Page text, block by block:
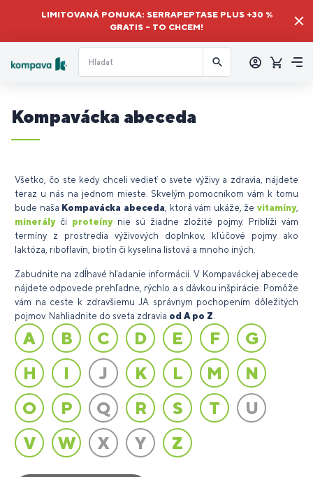
LIMITOVANÁ PONUKA: SERRAPEPTASE PLUS +30 %
GRATIS – TO CHCEM!
sa
Košík
Kompavácka abeceda
Všetko, čo ste kedy chceli vedieť o svete výživy a zdravia, nájdete
teraz u nás na jednom mieste. Skvelým pomocníkom vám k tomu
bude naša Kompavácka abeceda, ktorá vám ukáže, že vitamíny,
minerályči proteínynie sú žiadne zložité pojmy. Priblíži vám
termíny z prostredia výživových doplnkov, kľúčové pojmy ako
laktóza, riboflavín, biotín či kyselina listová a mnoho iných.
Zabudnite na zdĺhavé hľadanie informácií. V Kompaváckej abecede
nájdete odpovede prehľadne, rýchlo a s dávkou inšpirácie. Pomôže
vám na ceste k zdravšiemu JA správnym pochopením dôležitých
pojmov. Nahliadnite do sveta zdravia od A po Z.
A B C D E F
G
H
I J K L M
N
O
P Q R S T
U
V
W X Y Z